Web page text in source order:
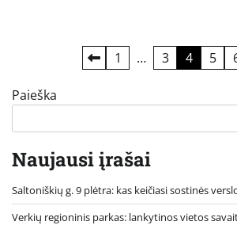
puslapiavimas
1 … 3 4 5
Paieška
Naujausi įrašai
Saltoniškių g. 9 plėtra: kas keičiasi sostinės
Verkių regioninis parkas: lankytinos vietos